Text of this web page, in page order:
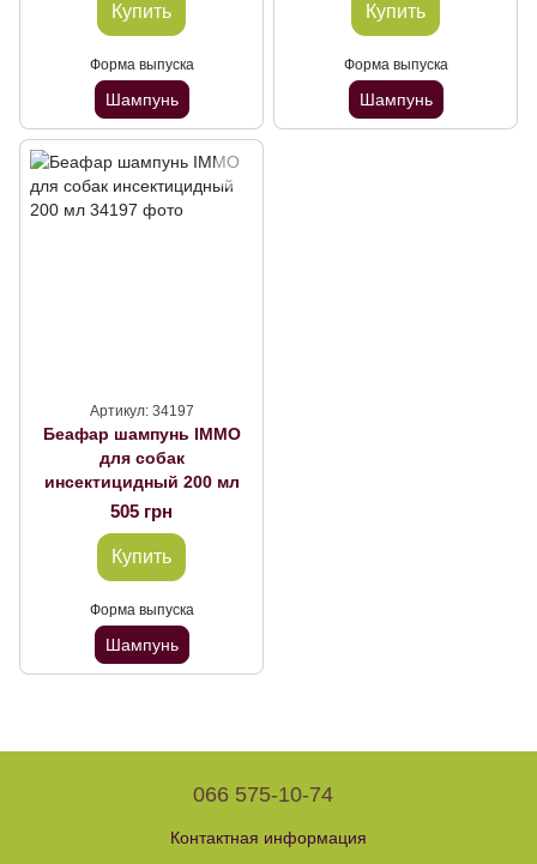
Купить
Форма выпуска
Шампунь
Купить
Форма выпуска
Шампунь
Артикул: 34197
Беафар шампунь IMMO
для собак
инсектицидный 200 мл
505 грн
Купить
Форма выпуска
Шампунь
066 575-10-74
Контактная информация